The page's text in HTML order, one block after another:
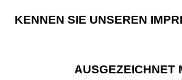
KENNEN SIE UNSEREN
AUSGEZEICHNET